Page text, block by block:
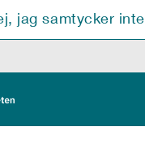
jag samtycker inte